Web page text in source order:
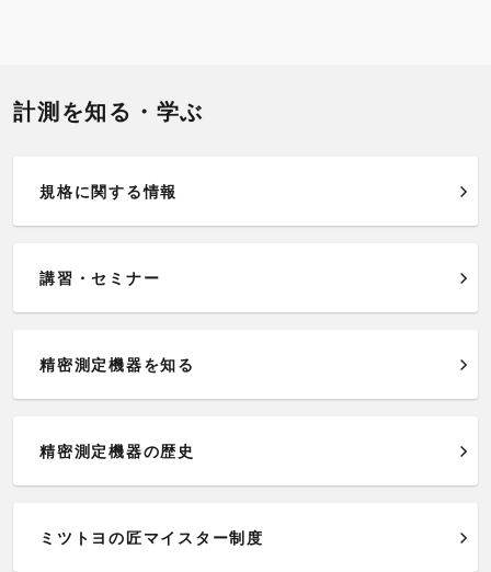
計測を知る・学ぶ
規格に関する情報
講習・セミナー
精密測定機器を知る
精密測定機器の歴史
ミツトヨの匠マイスター制度